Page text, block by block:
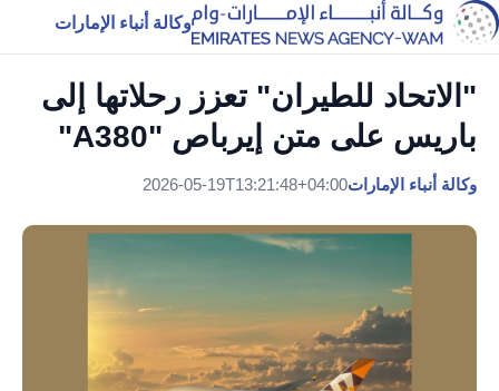
وكالة أنباء الإمارات
"الاتحاد للطيران" تعزز رحلاتها إلى
باريس على متن إيرباص "A380"
وكالة أنباء الإمارات2026-05-19T13:21:48+04:00